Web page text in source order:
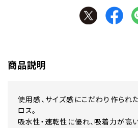
商品説明
使用感、サイズ感にこだわり作られ
ロス。
吸水性・速乾性に優れ、吸着力が高